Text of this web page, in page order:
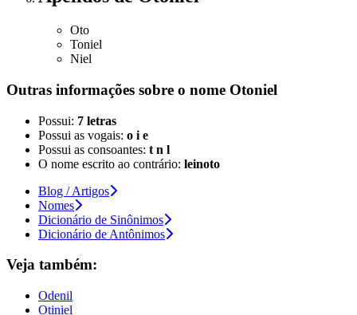
Oto
Toniel
Niel
Outras informações sobre o nome Otoniel
Possui: 7 letras
Possui as vogais: o i e
Possui as consoantes: t n l
O nome escrito ao contrário: leinoto
Blog / Artigos
Nomes
Dicionário de Sinônimos
Dicionário de Antônimos
Veja também:
Odenil
Otiniel